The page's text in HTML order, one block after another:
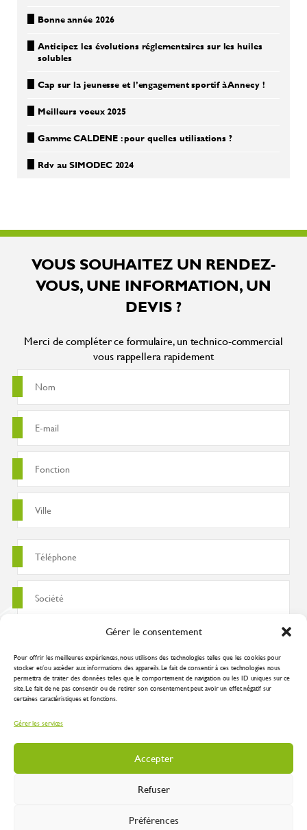
Gérer le consentement
Pour offrir les meilleures expériences, nous utilisons des technologies telles que les cookies pour
stocker et/ou accéder aux informations des appareils. Le fait de consentir à ces technologies nous
permettra de traiter des données telles que le comportement de navigation ou les ID uniques sur ce
site. Le fait de ne pas consentir ou de retirer son consentement peut avoir un effet négatif sur
certaines caractéristiques et fonctions.
Gérer les services
Accepter
Refuser
Préférences
Bonne année 2026
Anticipez les évolutions réglementaires sur les huiles
solubles
Cap sur la jeunesse et l’engagement sportif à Annecy !
Meilleurs voeux 2025
Gamme CALDENE : pour quelles utilisations ?
Rdv au SIMODEC 2024
VOUS SOUHAITEZ UN RENDEZ-
VOUS, UNE INFORMATION, UN
DEVIS ?
Merci de compléter ce formulaire, un technico-commercial
vous rappellera rapidement
J'accepte que ces données soient utilisées pour traiter ma demande